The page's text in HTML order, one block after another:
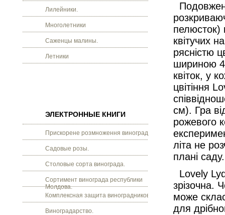
Лилейники.
Многолетники
Саженцы малины.
Летники
ЭЛЕКТРОННЫЕ КНИГИ
Прискорене розмноження винограду.
Садовые розы.
Столовые сорта винограда.
Сортимент винограда республики
Молдова.
Комплексная защита виноградников.
Виноградарство.
пелюсток)
квітучих
рясністю
шириною
квіток, у
цвітіння
см). Гра
рожевого
літа не
плані саду.
Lovely
зрізочна.
може
для